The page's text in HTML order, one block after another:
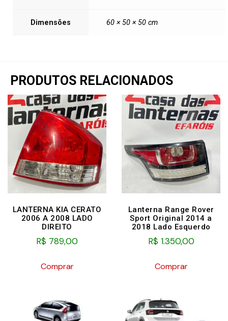
Dimensões 60 × 50 × 50 cm
PRODUTOS RELACIONADOS
LANTERNA KIA CERATO
2006 A 2008 LADO
DIREITO
R$ 789,00
Comprar
Lanterna Range Rover
Sport Original 2014 a
2018 Lado Esquerdo
R$1.350,00
Comprar